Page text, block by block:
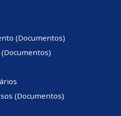
(Documentos)
(Documentos)